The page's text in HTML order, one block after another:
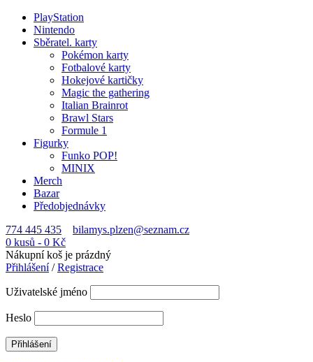
PlayStation
Nintendo
Sběratel. karty
Pokémon karty
Fotbalové karty
Hokejové kartičky
Magic the gathering
Italian Brainrot
Brawl Stars
Formule 1
Figurky
Funko POP!
MINIX
Merch
Bazar
Předobjednávky
774 445 435
bilamys.plzen@seznam.cz
0 kusů - 0 Kč
Nákupní koš je prázdný
Přihlášení/Registrace
Uživatelské jméno
Heslo